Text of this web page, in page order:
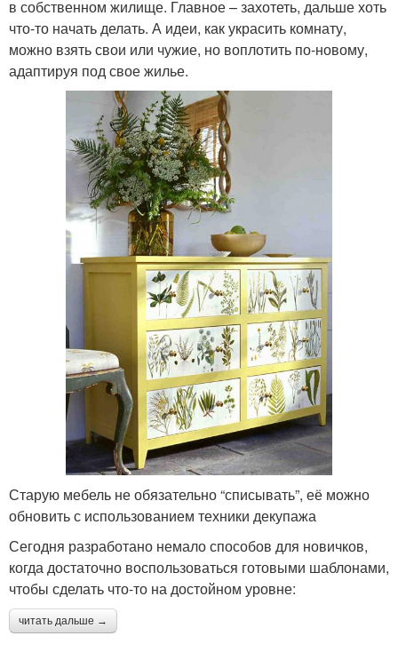
в собственном жилище. Главное – захотеть, дальше хоть
что-то начать делать. А идеи, как украсить комнату,
можно взять свои или чужие, но воплотить по-новому,
адаптируя под свое жилье.
Старую мебель не обязательно “списывать”, её можно
обновить с использованием техники декупажа
Сегодня разработано немало способов для новичков,
когда достаточно воспользоваться готовыми шаблонами,
чтобы сделать что-то на достойном уровне:
читать дальше →